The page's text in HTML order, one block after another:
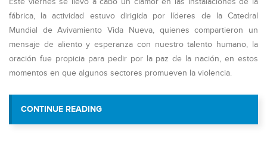
fábrica, la actividad estuvo dirigida por líderes de la Catedral
Mundial de Avivamiento Vida Nueva, quienes compartieron un
mensaje de aliento y esperanza con nuestro talento humano, la
oración fue propicia para pedir por la paz de la nación, en estos
momentos en que algunos sectores promueven la violencia.
CONTINUE READING